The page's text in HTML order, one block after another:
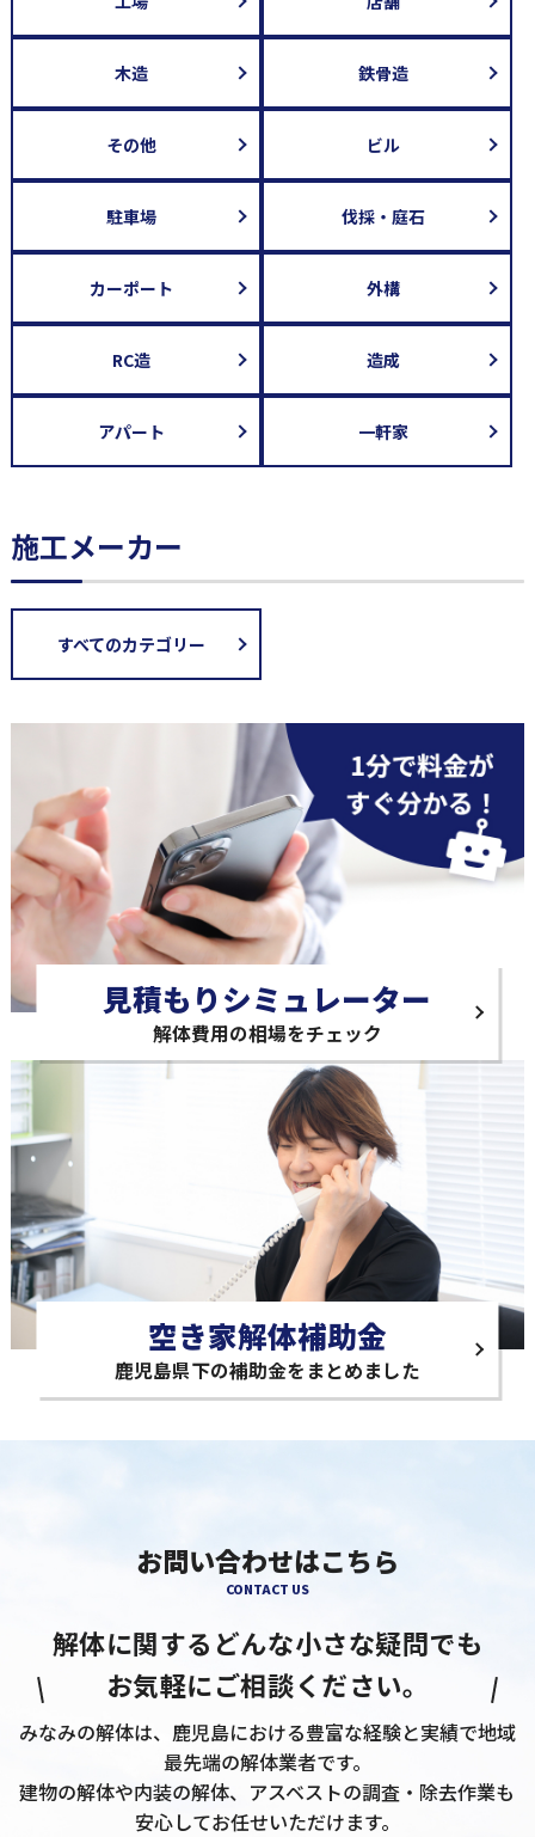
木造 鉄骨造
その他 ビル
駐車場 伐採・庭石
カーポート 外構
RC造 造成
アパート 一軒家
施工メーカー
すべてのカテゴリー
見積もりシミュレーター
解体費用の相場をチェック
空き家解体補助金
鹿児島県下の補助金をまとめました
お問い合わせはこちら
CONTACT US
解体に関するどんな小さな疑問でも
お気軽にご相談ください。
みなみの解体は、鹿児島における豊富な経験と実績で地域
最先端の解体業者です。
建物の解体や内装の解体、アスベストの調査・除去作業も
安心してお任せいただけます。